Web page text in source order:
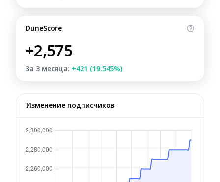
DuneScore
+2,575
За 3 месяца: +421 (19.545%)
Изменение подписчиков